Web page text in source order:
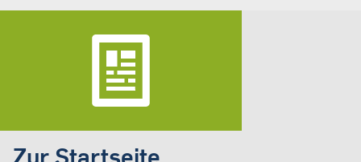
Zur Startseite